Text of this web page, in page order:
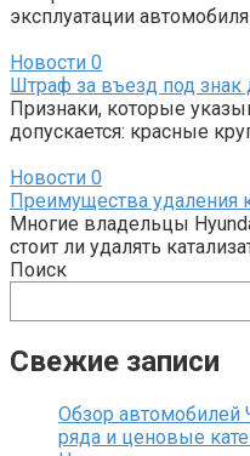
эксплуатации автомобиля.
Новости 0
Штраф за въезд под
Признаки, которые
допускается: красные
Новости 0
Преимущества удаления
Многие владельцы
стоит ли удалять
Поиск
Свежие записи
Обзор
ряда и ценовые